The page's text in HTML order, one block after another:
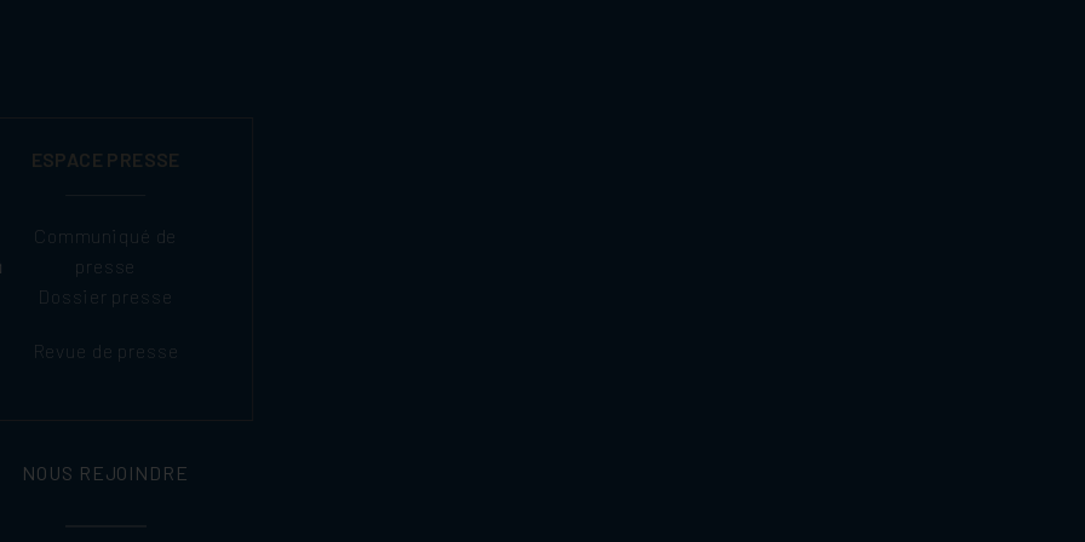
ESPACE PRESSE
Communiqué de
presse
Dossier presse
Revue de presse
NOUS REJOINDRE